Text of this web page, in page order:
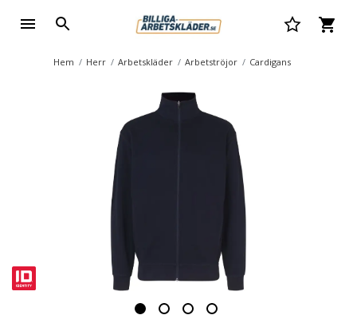
Hem Herr Arbetskläder Arbetströjor Cardigans